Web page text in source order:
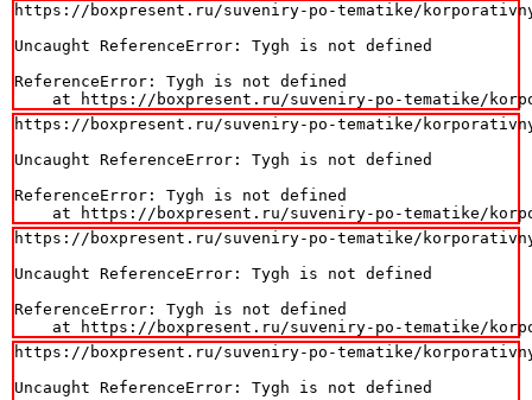
https://boxpresent.ru/suveniry-po-tematike/
Uncaught ReferenceError: Tygh is not defined
ReferenceError: Tygh is not defined
at https://boxpresent.ru/suveniry-po-tematike/
https://boxpresent.ru/suveniry-po-tematike/
Uncaught ReferenceError: Tygh is not defined
ReferenceError: Tygh is not defined
at https://boxpresent.ru/suveniry-po-tematike/
https://boxpresent.ru/suveniry-po-tematike/
Uncaught ReferenceError: Tygh is not defined
ReferenceError: Tygh is not defined
at https://boxpresent.ru/suveniry-po-tematike/
https://boxpresent.ru/suveniry-po-tematike/
Uncaught ReferenceError: Tygh is not defined